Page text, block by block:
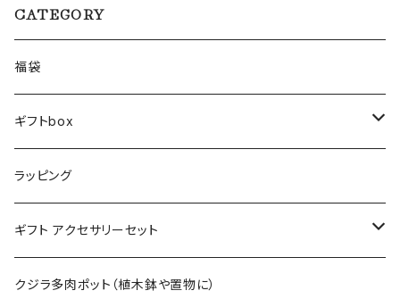
CATEGORY
福袋
ギフトbox
Lサイズ
Mサイズ
Sサイズ
ラッピング
ギフト アクセサリーセット
flower
クジラ多肉ポット（植木鉢や置物に）